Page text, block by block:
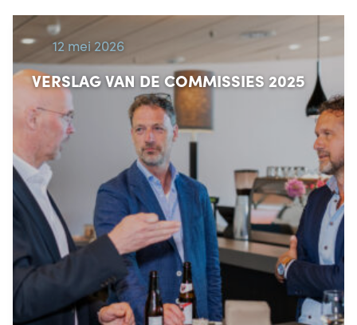
12 mei 2026
VERSLAG VAN DE COMMISSIES 2025